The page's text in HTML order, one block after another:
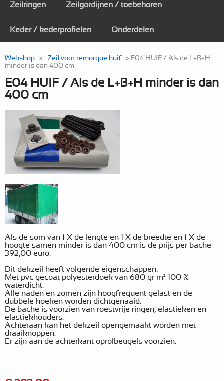
Zeilringen Zeilgordijnen / toebehoren
Keder / kederprofielen Onderdelen
Webshop » Zeil voor remorque huif » E04 HUIF / Als de L+B+H
minder is dan 400 cm
E04 HUIF / Als de L+B+H minder is dan
400 cm
Als de som van 1 X de lengte en 1 X de breedte en 1 X de
hoogte samen minder is dan 400 cm is de prijs per bache
392,00 euro.
Dit dekzeil heeft volgende eigenschappen:
Met pvc gecoat polyesterdoek van 680 gr m² 100 %
waterdicht.
Alle naden en zomen zijn hoogfrequent gelast en de
dubbele hoeken worden dichtgenaaid.
De bache is voorzien van roestvrije ringen, elastieken en
elastiekhouders.
Achteraan kan het dekzeil opengemaakt worden met
draaiknoppen.
Er zijn aan de achterkant oprolbeugels voorzien.